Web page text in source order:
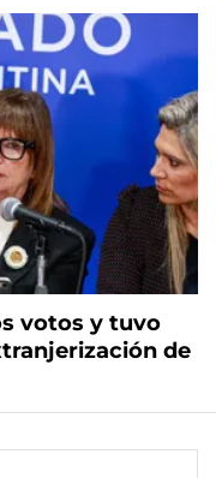
votos y tuvo
de